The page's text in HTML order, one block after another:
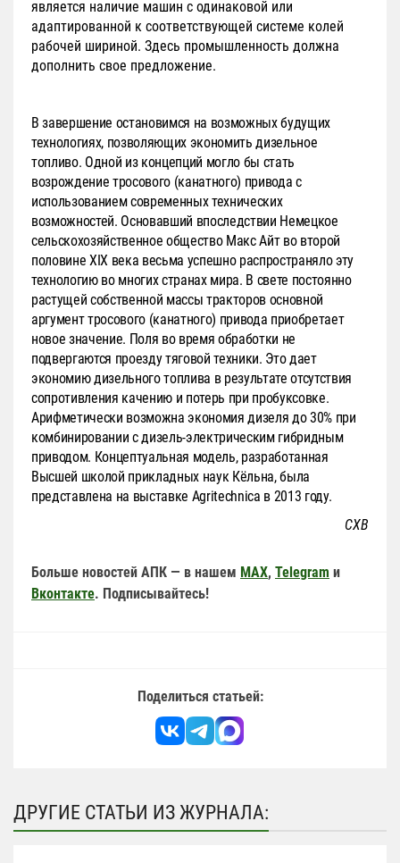
является наличие машин с одинаковой или
адаптированной к соответствующей системе колей
рабочей шириной. Здесь промышленность должна
дополнить свое предложение.
В завершение остановимся на возможных будущих
технологиях, позволяющих экономить дизельное
топливо. Одной из концепций могло бы стать
возрождение тросового (канатного) привода с
использованием современных технических
возможностей. Основавший впоследствии Немецкое
сельскохозяйственное общество Макс Айт во второй
половине XIX века весьма успешно распространяло эту
технологию во многих странах мира. В свете постоянно
растущей собственной массы тракторов основной
аргумент тросового (канатного) привода приобретает
новое значение. Поля во время обработки не
подвергаются проезду тяговой техники. Это дает
экономию дизельного топлива в результате отсутствия
сопротивления качению и потерь при пробуксовке.
Арифметически возможна экономия дизеля до 30% при
комбинировании с дизель-электрическим гибридным
приводом. Концептуальная модель, разработанная
Высшей школой прикладных наук Кёльна, была
представлена на выставке Agritechnica в 2013 году.
СХВ
Больше новостей АПК — в нашем MAX, Telegram и
Вконтакте. Подписывайтесь!
Поделиться статьей:
ДРУГИЕ СТАТЬИ ИЗ ЖУРНАЛА: